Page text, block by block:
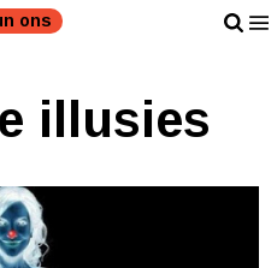
ons
illusies